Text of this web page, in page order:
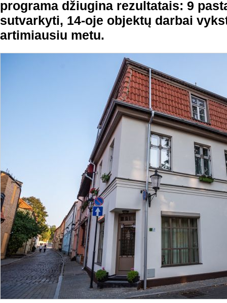
programa džiugina rezultatais: 9
sutvarkyti, 14-oje objektų darbai
artimiausiu metu.